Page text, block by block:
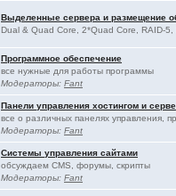
Выделенные сервера и размещение
Dual & Quad Core, 2*Quad Core, RAID-
Программное обеспечение
все нужные для работы программы
Модераторы: Fant
Панели управления хостингом и
все о различных панелях управления,
Модераторы: Fant
Системы управления сайтами
обсуждаем CMS, форумы, скрипты
Модераторы: Fant